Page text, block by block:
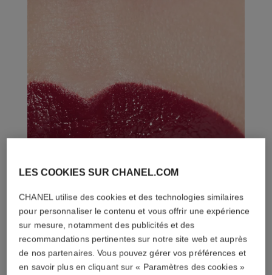
LES COOKIES SUR CHANEL.COM
CHANEL utilise des cookies et des technologies similaires
pour personnaliser le contenu et vous offrir une expérience
sur mesure, notamment des publicités et des
recommandations pertinentes sur notre site web et auprès
de nos partenaires. Vous pouvez gérer vos préférences et
en savoir plus en cliquant sur « Paramètres des cookies »